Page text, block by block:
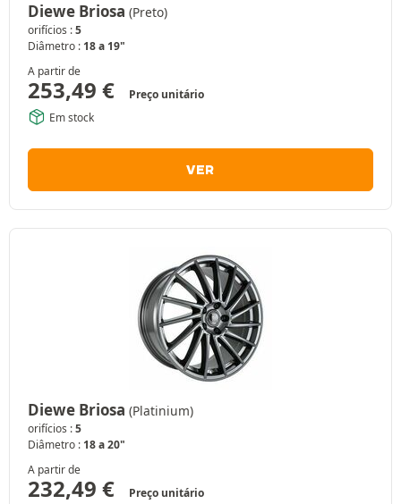
Diewe Briosa (Preto)
orifícios :5
Diâmetro : 18 a 19"
A partir de
253,49 €
Preço unitário
Em stock
VER
Diewe Briosa (Platinium)
orifícios :5
Diâmetro : 18 a 20"
A partir de
232,49 €
Preço unitário